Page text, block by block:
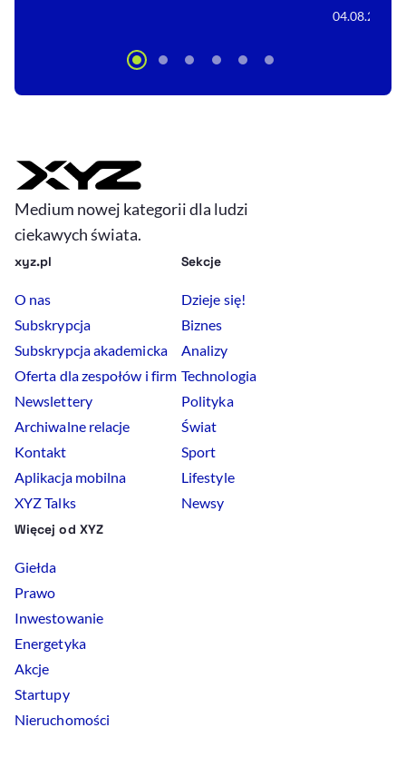
04.08.2026
Medium nowej kategorii dla ludzi
ciekawych świata.
xyz.pl
O nas
Subskrypcja
Subskrypcja akademicka
Oferta dla zespołów i firm
Newslettery
Archiwalne relacje
Kontakt
Aplikacja mobilna
XYZ Talks
Sekcje
Dzieje się!
Biznes
Analizy
Technologia
Polityka
Świat
Sport
Lifestyle
Newsy
Więcej od XYZ
Giełda
Prawo
Inwestowanie
Energetyka
Akcje
Startupy
Nieruchomości